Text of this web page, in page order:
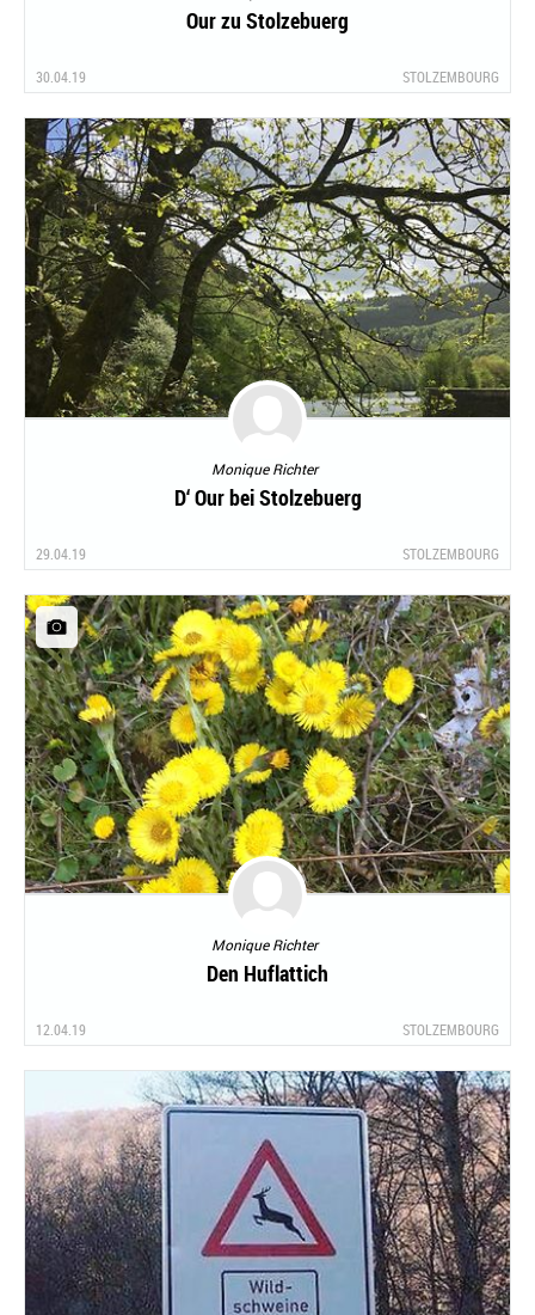
Our zu Stolzebuerg
30.04.19 STOLZEMBOURG
Monique Richter
D‘ Our bei Stolzebuerg
29.04.19 STOLZEMBOURG
Monique Richter
Den Huflattich
12.04.19 STOLZEMBOURG